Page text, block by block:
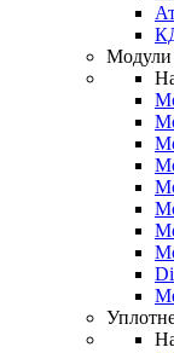
Модули